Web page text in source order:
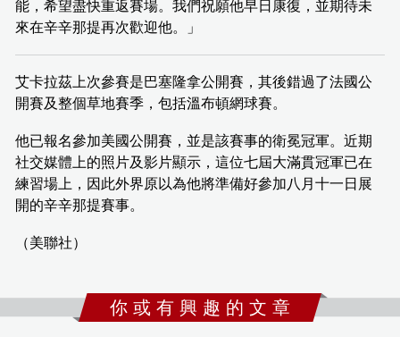
能，希望盡快重返賽場。我們祝願他早日康復，並期待未
來在辛辛那提再次歡迎他。」
艾卡拉茲上次參賽是巴塞隆拿公開賽，其後錯過了法國公
開賽及整個草地賽季，包括溫布頓網球賽。
他已報名參加美國公開賽，並是該賽事的衛冕冠軍。近期
社交媒體上的照片及影片顯示，這位七屆大滿貫冠軍已在
練習場上，因此外界原以為他將準備好參加八月十一日展
開的辛辛那提賽事。
（美聯社）
你 或 有 興 趣 的 文 章